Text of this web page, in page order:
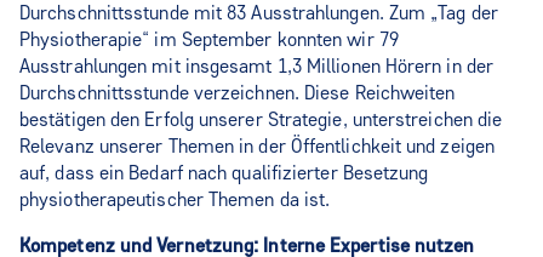
Durchschnittsstunde mit 83 Ausstrahlungen. Zum „Tag der
Physiotherapie“ im September konnten wir 79
Ausstrahlungen mit insgesamt 1,3 Millionen Hörern in der
Durchschnittsstunde verzeichnen. Diese Reichweiten
bestätigen den Erfolg unserer Strategie, unterstreichen die
Relevanz unserer Themen in der Öffentlichkeit und zeigen
auf, dass ein Bedarf nach qualifizierter Besetzung
physiotherapeutischer Themen da ist.
Kompetenz und Vernetzung: Interne Expertise nutzen